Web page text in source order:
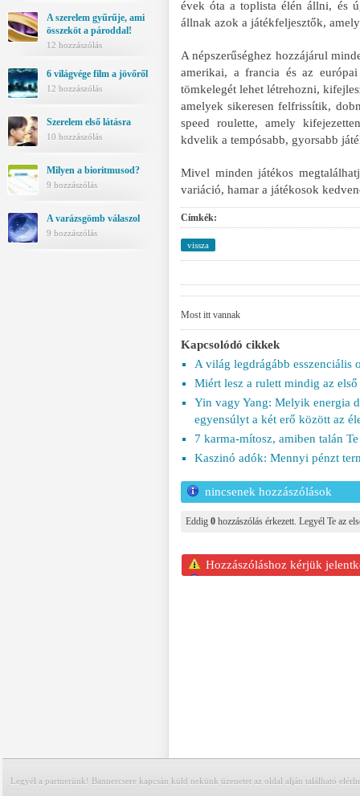
A szerelem gyűrűje, ami
összeköt a pároddal!
12 hozzászólás
6 világvége film a jövőről
12 hozzászólás
Szerelem első látásra
10 hozzászólás
Milyen a bioritmusod?
9 hozzászólás
A varázsgömb válaszol
9 hozzászólás
évek óta a toplista élén állni, és
állnak azok a játékfeljesztők,
A népszerűséghez hozzájárul
amerikai, a francia és az
tömkelegét lehet létrehozni,
amelyek sikeresen felfrissítik,
speed roulette, amely
kdvelik a tempósabb, gyorsabb
Mivel minden játékos
variáció, hamar a játékosok
Címkék:
vissza
Most itt vannak
Kapcsolódó cikkek
A világ legdrágább esszenciális
Miért lesz a rulett mindig az
Yin vagy Yang: Melyik energia
egyensúlyt a két erő között az
7 karma-mítosz, amiben talán
Kaszinó adók: Mennyi pénzt
nincsenek hozzászólások
Eddig 0 hozzászólás érkezett. Legyél Te az
Hozzászóláshoz kérjük
Legyél a partnerünk! Bannercsere kapcsán küld nekünk üzenetet az oldal alján található